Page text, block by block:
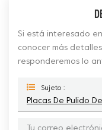
Si está interesado
conocer más
responderemos lo
Sujeto :